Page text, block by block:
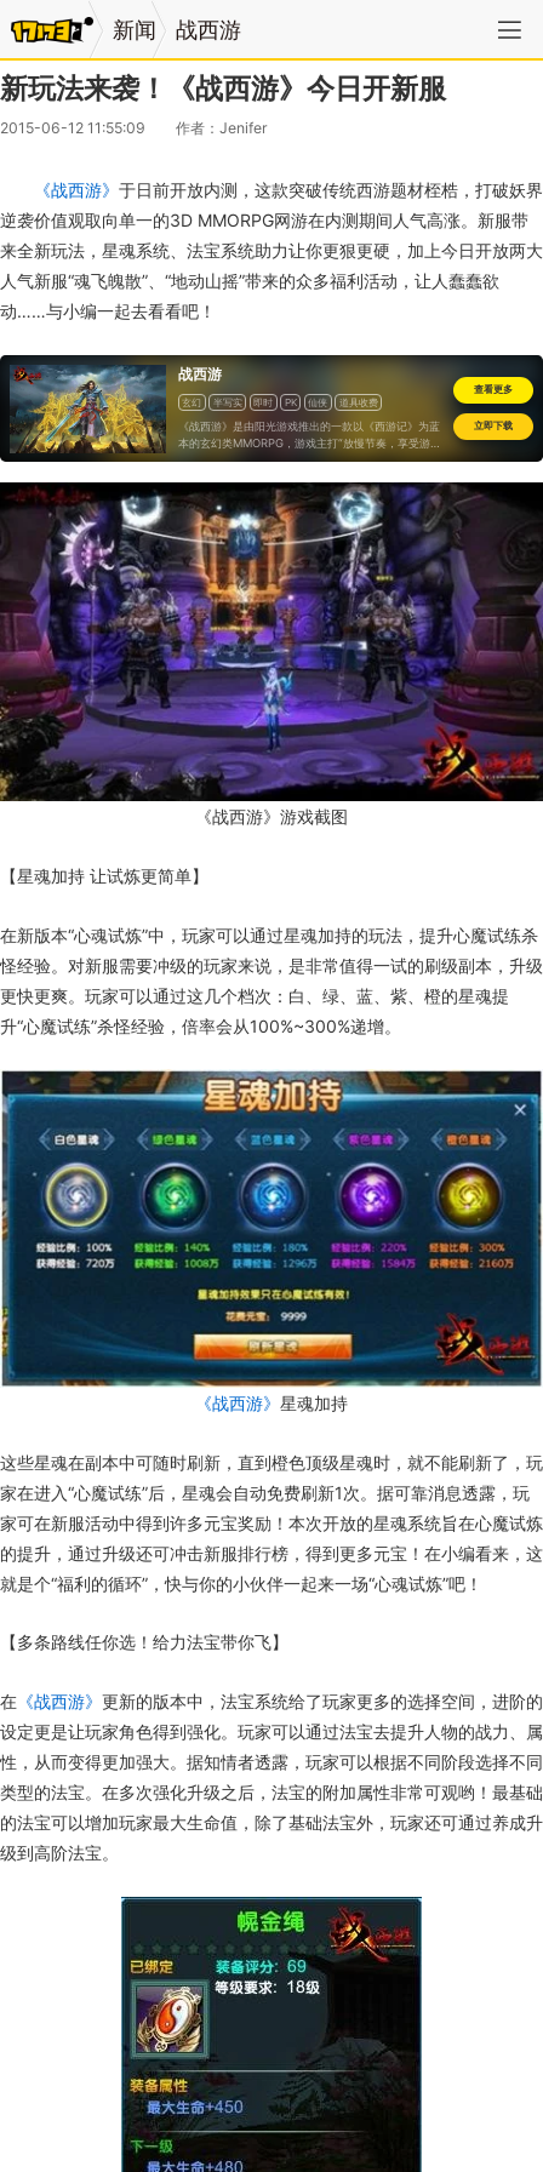
新闻 战西游
新玩法来袭！《战西游》今日开新服
2015-06-12 11:55:09 作者：Jenifer
《战西游》 于日前开放内测，这款突破传统西游题材桎梏，打破妖界
逆袭价值观取向单一的3D MMORPG网游在内测期间人气高涨。新服带
来全新玩法，星魂系统、法宝系统助力让你更狠更硬，加上今日开放两大
人气新服“魂飞魄散”、“地动山摇”带来的众多福利活动，让人蠢蠢欲
动……与小编一起去看看吧！
战西游
玄幻 半写实 即时 PK 仙侠 道具收费
《战西游》是由阳光游戏推出的一款以《西游记》为蓝
本的玄幻类MMORPG，游戏主打“放慢节奏，享受游戏
乐趣”。游戏上手简单，智能化强，游戏中大量的CG运
查看更多
立即下载
《战西游》游戏截图
【星魂加持 让试炼更简单】
在新版本“心魂试炼”中，玩家可以通过星魂加持的玩法，提升心魔试练杀
怪经验。对新服需要冲级的玩家来说，是非常值得一试的刷级副本，升级
更快更爽。玩家可以通过这几个档次：白、绿、蓝、紫、橙的星魂提
升“心魔试练”杀怪经验，倍率会从100%~300%递增。
《战西游》 星魂加持
这些星魂在副本中可随时刷新，直到橙色顶级星魂时，就不能刷新了，玩
家在进入“心魔试练”后，星魂会自动免费刷新1次。据可靠消息透露，玩
家可在新服活动中得到许多元宝奖励！本次开放的星魂系统旨在心魔试炼
的提升，通过升级还可冲击新服排行榜，得到更多元宝！在小编看来，这
就是个“福利的循环”，快与你的小伙伴一起来一场“心魂试炼”吧！
【多条路线任你选！给力法宝带你飞】
在 《战西游》 更新的版本中，法宝系统给了玩家更多的选择空间，进阶的
设定更是让玩家角色得到强化。玩家可以通过法宝去提升人物的战力、属
性，从而变得更加强大。据知情者透露，玩家可以根据不同阶段选择不同
类型的法宝。在多次强化升级之后，法宝的附加属性非常可观哟！最基础
的法宝可以增加玩家最大生命值，除了基础法宝外，玩家还可通过养成升
级到高阶法宝。